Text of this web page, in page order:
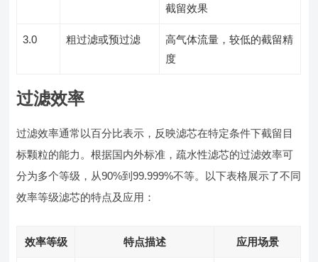
截留效果
3.0 粗过滤或预过滤
高气体流量，较低的截留精
度
过滤效率
过滤效率通常以百分比表示，反映滤芯在特定条件下截留目
标颗粒的能力。根据国内外标准，疏水性滤芯的过滤效率可
分为多个等级，从90%到99.999%不等。以下表格展示了不同
效率等级滤芯的特点及应用：
效率等级 特点描述 应用场景